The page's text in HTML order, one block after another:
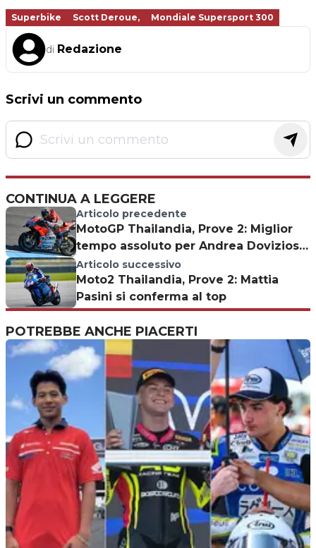
Superbike Scott Deroue, Mondiale Supersport 300
di Redazione
Scrivi un commento
CONTINUA A LEGGERE
Articolo precedente
MotoGP Thailandia, Prove 2: Miglior
tempo assoluto per Andrea Dovizioso,
cade Lorenzo
Articolo successivo
Moto2 Thailandia, Prove 2: Mattia
Pasini si conferma al top
POTREBBE ANCHE PIACERTI